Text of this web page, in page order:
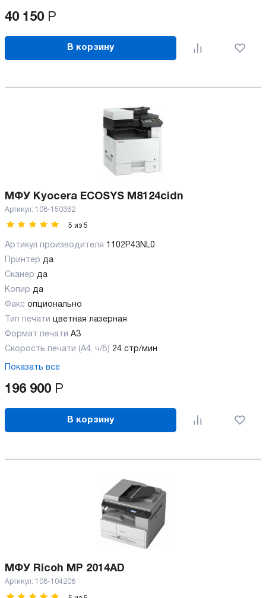
40 150 Р
В корзину
МФУ Kyocera ECOSYS M8124cidn
Артикул: 108-150362
5 из 5
Артикул производителя
1102P43NL0
Принтер да
Сканер да
Копир да
Факс опционально
Тип печати
цветная лазерная
Формат печати A3
Скорость печати (А4, ч/б) 24 стр/мин
Показать все
196 900 Р
В корзину
МФУ Ricoh MP 2014AD
Артикул: 108-104208